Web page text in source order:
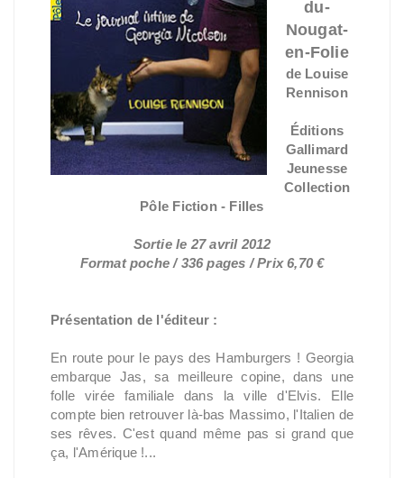
du-
Nougat-
en-Folie
de Louise
Rennison
Éditions
Gallimard
Jeunesse
Collection
Pôle Fiction - Filles
Sortie le 27 avril 2012
Format poche / 336 pages / Prix 6,70 €
Présentation de l'éditeur :
En route pour le pays des Hamburgers ! Georgia
embarque Jas, sa meilleure copine, dans une
folle virée familiale dans la ville d'Elvis. Elle
compte bien retrouver là-bas Massimo, l'Italien de
ses rêves. C'est quand même pas si grand que
ça, l'Amérique !...